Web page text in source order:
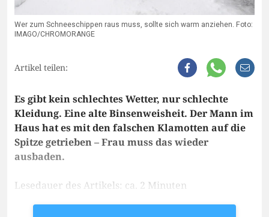
Wer zum Schneeschippen raus muss, sollte sich warm anziehen. Foto:
IMAGO/CHROMORANGE
Artikel teilen:
Es gibt kein schlechtes Wetter, nur schlechte
Kleidung. Eine alte Binsenweisheit. Der Mann im
Haus hat es mit den falschen Klamotten auf die
Spitze getrieben – Frau muss das wieder
ausbaden.
Lesedauer des Artikels: ca. 2 Minuten